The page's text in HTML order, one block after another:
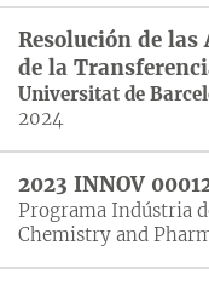
Resolución de
de la
Universitat de
2024
2023 INNOV
Programa Indústria
Chemistry and